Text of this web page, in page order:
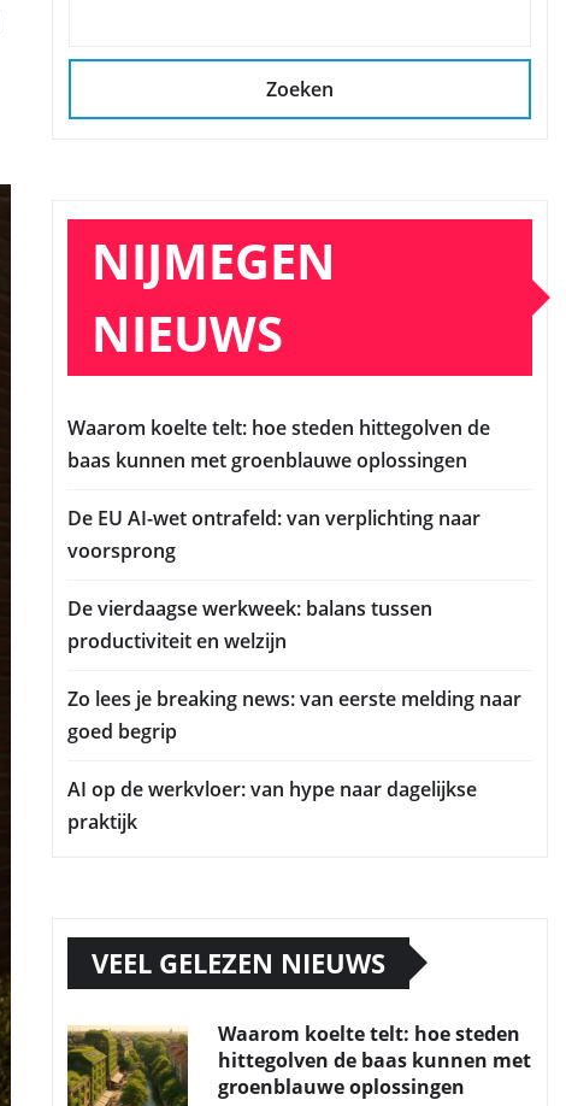
Zoeken
NIJMEGEN
NIEUWS
Waarom koelte telt: hoe steden hittegolven de
baas kunnen met groenblauwe oplossingen
De EU AI-wet ontrafeld: van verplichting naar
voorsprong
De vierdaagse werkweek: balans tussen
productiviteit en welzijn
Zo lees je breaking news: van eerste melding naar
goed begrip
AI op de werkvloer: van hype naar dagelijkse
praktijk
VEEL GELEZEN NIEUWS
Waarom koelte telt: hoe steden
hittegolven de baas kunnen met
groenblauwe oplossingen